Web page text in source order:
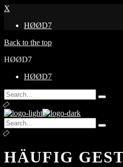
X
HØØD7
Back to the top
HØØD7
HØØD7
Search
for:
Type
enter
Search
for:
Type
enter
HÄUFIG